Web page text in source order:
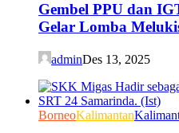
Gembel PPU dan
Gelar Lomba
adminDes 13, 2025
BorneoKalimantan